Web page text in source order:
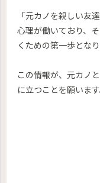
「元カノを親しい友
心理が働いており、
くための第一歩となり
この情報が、元カノ
に立つことを願います